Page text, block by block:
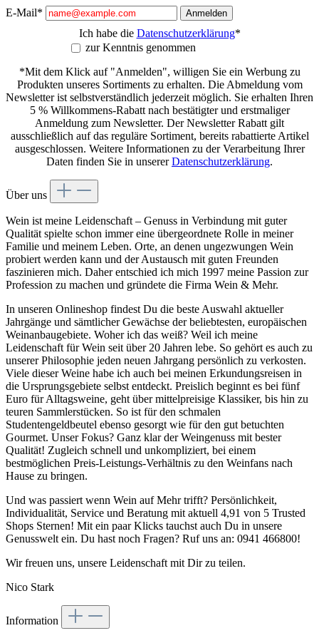
E-Mail* Anmelden
Ich habe die Datenschutzerklärung*
zur Kenntnis genommen
*Mit dem Klick auf "Anmelden", willigen Sie ein Werbung zu
Produkten unseres Sortiments zu erhalten. Die Abmeldung vom
Newsletter ist selbstverständlich jederzeit möglich. Sie erhalten Ihren
5 % Willkommens-Rabatt nach bestätigter und erstmaliger
Anmeldung zum Newsletter. Der Newsletter Rabatt gilt
ausschließlich auf das reguläre Sortiment, bereits rabattierte Artikel
ausgeschlossen. Weitere Informationen zu der Verarbeitung Ihrer
Daten finden Sie in unsererDatenschutzerklärung.
Über uns
Wein ist meine Leidenschaft – Genuss in Verbindung mit guter
Qualität spielte schon immer eine übergeordnete Rolle in meiner
Familie und meinem Leben. Orte, an denen ungezwungen Wein
probiert werden kann und der Austausch mit guten Freunden
faszinieren mich. Daher entschied ich mich 1997 meine Passion zur
Profession zu machen und gründete die Firma Wein & Mehr.
In unseren Onlineshop findest Du die beste Auswahl aktueller
Jahrgänge und sämtlicher Gewächse der beliebtesten, europäischen
Weinanbaugebiete. Woher ich das weiß? Weil ich meine
Leidenschaft für Wein seit über 20 Jahren lebe. So gehört es auch zu
unserer Philosophie jeden neuen Jahrgang persönlich zu verkosten.
Viele dieser Weine habe ich auch bei meinen Erkundungsreisen in
die Ursprungsgebiete selbst entdeckt. Preislich beginnt es bei fünf
Euro für Alltagsweine, geht über mittelpreisige Klassiker, bis hin zu
teuren Sammlerstücken. So ist für den schmalen
Studentengeldbeutel ebenso gesorgt wie für den gut betuchten
Gourmet. Unser Fokus? Ganz klar der Weingenuss mit bester
Qualität! Zugleich schnell und unkompliziert, bei einem
bestmöglichen Preis-Leistungs-Verhältnis zu den Weinfans nach
Hause zu bringen.
Und was passiert wenn Wein auf Mehr trifft? Persönlichkeit,
Individualität, Service und Beratung mit aktuell 4,91 von 5 Trusted
Shops Sternen! Mit ein paar Klicks tauchst auch Du in unsere
Genusswelt ein. Du hast noch Fragen? Ruf uns an: 0941 466800!
Wir freuen uns, unsere Leidenschaft mit Dir zu teilen.
Nico Stark
Information